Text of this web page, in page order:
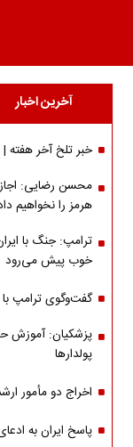
آخرین اخبار
خبر تلخ آخر
محسن رضایی:
هرمز را نخواهیم
ترامپ: جنگ با
خوب پیش می‌رود
گفت‌وگوی ترامپ با
پزشکیان: آموزش
پولدارها
اخراج دو مأمور
پاسخ ایران به